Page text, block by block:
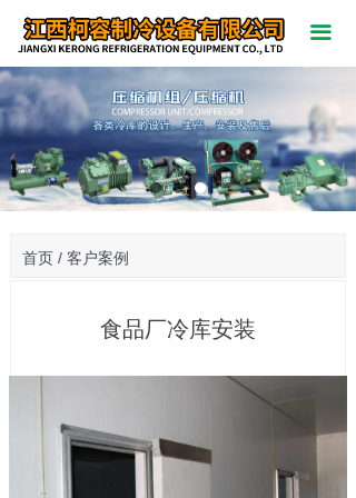
끀
首页 / 客户案例
食品厂冷库安装